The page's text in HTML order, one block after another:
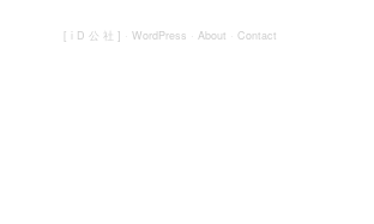
[ i D 公 社 ] WordPress About Contact